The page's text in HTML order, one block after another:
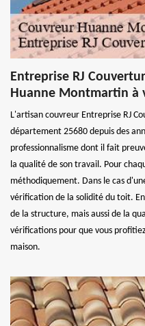
Entreprise RJ
Huanne Montmartin à
L'artisan couvreur Entreprise RJ
département 25680 depuis des
professionnalisme dont il fait
la qualité de son travail. Pour
méthodiquement. Dans le cas
vérification de la solidité du toit.
de la structure, mais aussi de la
vérifications pour que vous
maison.